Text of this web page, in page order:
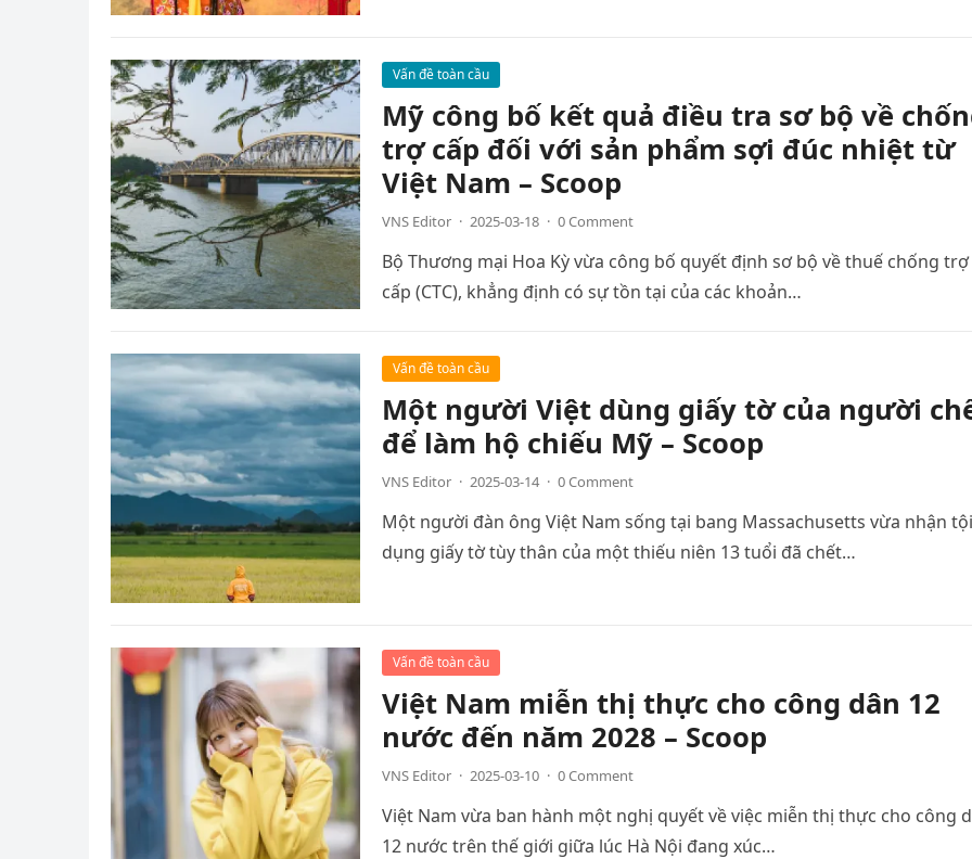
Vấn đề toàn cầu
Mỹ công bố kết quả điều tra sơ bộ về
trợ cấp đối với sản phẩm sợi đúc nhiệt từ
Việt Nam – Scoop
VNS Editor · 2025-03-18 · 0 Comment
Bộ Thương mại Hoa Kỳ vừa công bố quyết định sơ bộ về thuế chống trợ
cấp (CTC), khẳng định có sự tồn tại của các khoản…
Vấn đề toàn cầu
Một người Việt dùng giấy tờ của người
để làm hộ chiếu Mỹ – Scoop
VNS Editor · 2025-03-14 · 0 Comment
Một người đàn ông Việt Nam sống tại bang Massachusetts vừa nhận
dụng giấy tờ tùy thân của một thiếu niên 13 tuổi đã chết…
Vấn đề toàn cầu
Việt Nam miễn thị thực cho công dân 12
nước đến năm 2028 – Scoop
VNS Editor · 2025-03-10 · 0 Comment
Việt Nam vừa ban hành một nghị quyết về việc miễn thị thực cho công
12 nước trên thế giới giữa lúc Hà Nội đang xúc…